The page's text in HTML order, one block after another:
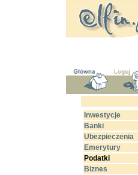
Inwestycje
Banki
Ubezpieczenia
Emerytury
Podatki
Biznes